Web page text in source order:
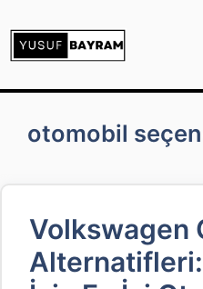
atla
otomobil
Volkswagen